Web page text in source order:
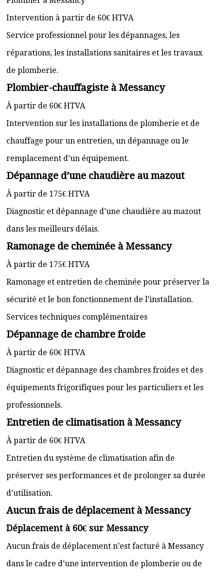
Intervention à partir de 60€ HTVA
Service professionnel pour les dépannages, les
réparations, les installations sanitaires et les travaux
de plomberie.
Plombier-chauffagiste à Messancy
À partir de 60€ HTVA
Intervention sur les installations de plomberie et de
chauffage pour un entretien, un dépannage ou le
remplacement d’un équipement.
Dépannage d’une chaudière au mazout
À partir de 175€ HTVA
Diagnostic et dépannage d’une chaudière au mazout
dans les meilleurs délais.
Ramonage de cheminée à Messancy
À partir de 175€ HTVA
Ramonage et entretien de cheminée pour préserver la
sécurité et le bon fonctionnement de l’installation.
Services techniques complémentaires
Dépannage de chambre froide
À partir de 60€ HTVA
Diagnostic et dépannage des chambres froides et des
équipements frigorifiques pour les particuliers et les
professionnels.
Entretien de climatisation à Messancy
À partir de 60€ HTVA
Entretien du système de climatisation afin de
préserver ses performances et de prolonger sa durée
d’utilisation.
Aucun frais de déplacement à Messancy
Déplacement à 60€ sur Messancy
Aucun frais de déplacement n’est facturé à Messancy
dans le cadre d’une intervention de plomberie ou de